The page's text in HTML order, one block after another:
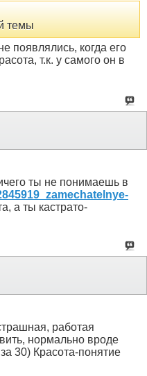
темы
появлялись, когда его
т.к. у самого он в
ты не понимаешь в
а ты кастрато-
работая
нормально вроде
30) Красота-понятие